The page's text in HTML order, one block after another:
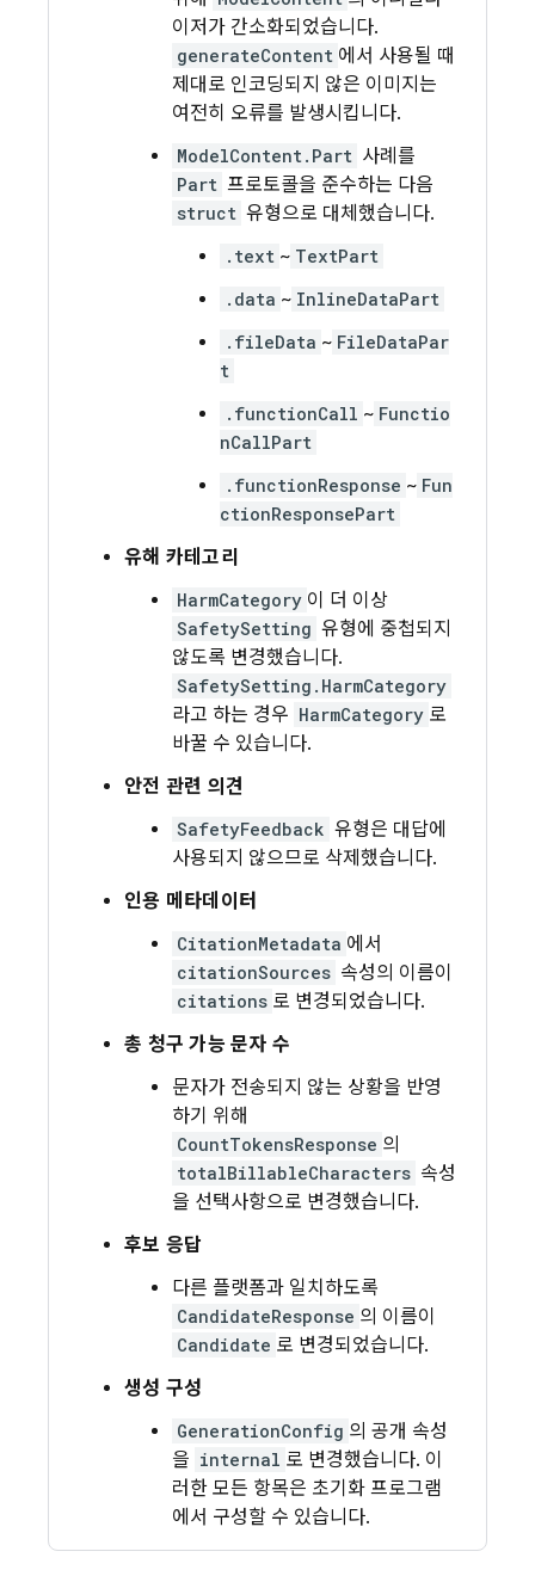
이저가 간소화되었습니다.
generateContent 에서 사용될 때
제대로 인코딩되지 않은 이미지는
여전히 오류를 발생시킵니다.
ModelContent.Part 사례를
Part 프로토콜을 준수하는 다음
struct 유형으로 대체했습니다.
.text ~ TextPart
.data ~ InlineDataPart
.fileData ~ FileDataPar
t
.functionCall ~ Functio
nCallPart
.functionResponse ~ Fun
ctionResponsePart
유해 카테고리
HarmCategory 이 더 이상
SafetySetting 유형에 중첩되지
않도록 변경했습니다.
SafetySetting.HarmCategory
라고 하는 경우 HarmCategory 로
바꿀 수 있습니다.
안전 관련 의견
SafetyFeedback 유형은 대답에
사용되지 않으므로 삭제했습니다.
인용 메타데이터
CitationMetadata 에서
citationSources 속성의 이름이
citations 로 변경되었습니다.
총 청구 가능 문자 수
문자가 전송되지 않는 상황을 반영
하기 위해
CountTokensResponse 의
totalBillableCharacters 속성
을 선택사항으로 변경했습니다.
후보 응답
다른 플랫폼과 일치하도록
CandidateResponse 의 이름이
Candidate 로 변경되었습니다.
생성 구성
GenerationConfig 의 공개 속성
을 internal 로 변경했습니다. 이
러한 모든 항목은 초기화 프로그램
에서 구성할 수 있습니다.